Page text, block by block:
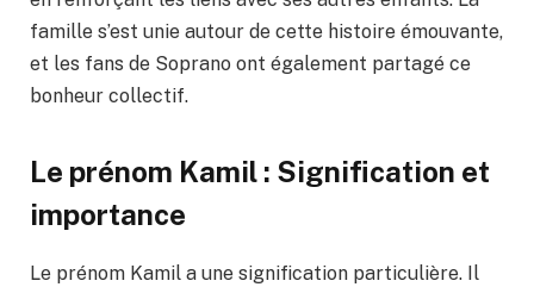
famille s’est unie autour de cette histoire émouvante,
et les fans de Soprano ont également partagé ce
bonheur collectif.
Le prénom Kamil : Signification et
importance
Le prénom Kamil a une signification particulière. Il